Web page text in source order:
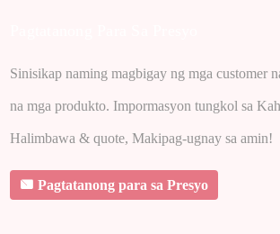
Sinisikap naming magbigay ng mga customer
na mga produkto. Impormasyon tungkol sa
Halimbawa & quote, Makipag-ugnay sa amin!
Pagtatanong para sa Presyo